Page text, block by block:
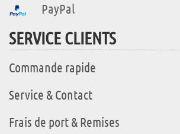
PayPal
SERVICE CLIENTS
Commande rapide
Service & Contact
Frais de port & Remises